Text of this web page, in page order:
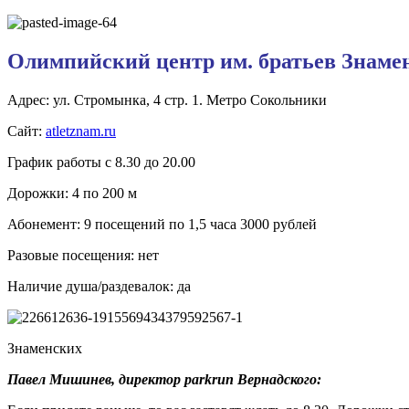
Олимпийский центр им. братьев
Адрес: ул. Стромынка, 4 стр. 1. Метро Сокольники
Сайт: atletznam.ru
График работы с 8.30 до 20.00
Дорожки: 4 по 200 м
Абонемент: 9 посещений по 1,5 часа 3000 рублей
Разовые посещения: нет
Наличие душа/раздевалок: да
Знаменских
Павел Мишинев, директор parkrun Вернадского: